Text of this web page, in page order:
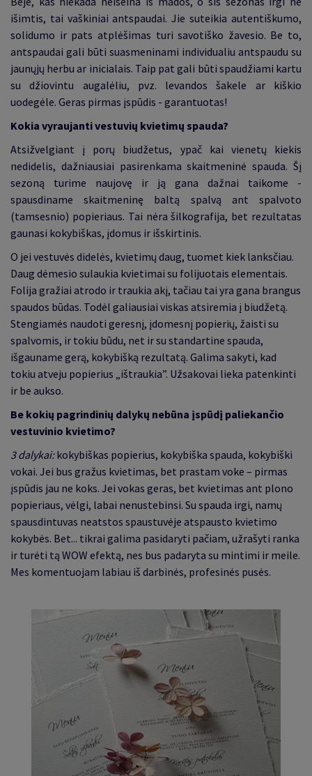
išimtis, tai vaškiniai antspaudai. Jie suteikia autentiškumo,
solidumo ir pats atplėšimas turi savotiško žavesio. Be to,
antspaudai gali būti suasmeninami individualiu antspaudu su
jaunųjų herbu ar inicialais. Taip pat gali būti spaudžiami kartu
su džiovintu augalėliu, pvz. levandos šakele ar kiškio
uodegėle. Geras pirmas įspūdis - garantuotas!
Kokia vyraujanti vestuvių kvietimų spauda?
Atsižvelgiant į porų biudžetus, ypač kai vienetų kiekis
nedidelis, dažniausiai pasirenkama skaitmeninė spauda. Šį
sezoną turime naujovę ir ją gana dažnai taikome -
spausdiname skaitmeninę baltą spalvą ant spalvoto
(tamsesnio) popieriaus. Tai nėra šilkografija, bet rezultatas
gaunasi kokybiškas, įdomus ir išskirtinis.
O jei vestuvės didelės, kvietimų daug, tuomet kiek lanksčiau.
Daug dėmesio sulaukia kvietimai su folijuotais elementais.
Folija gražiai atrodo ir traukia akį, tačiau tai yra gana brangus
spaudos būdas. Todėl galiausiai viskas atsiremia į biudžetą.
Stengiamės naudoti geresnį, įdomesnį popierių, žaisti su
spalvomis, ir tokiu būdu, net ir su standartine spauda,
išgauname gerą, kokybišką rezultatą. Galima sakyti, kad
tokiu atveju popierius „ištraukia”. Užsakovai lieka patenkinti
ir be aukso.
Be kokių pagrindinių dalykų nebūna įspūdį paliekančio
vestuvinio kvietimo?
3 dalykai:kokybiškas popierius, kokybiška spauda, kokybiški
vokai. Jei bus gražus kvietimas, bet prastam voke – pirmas
įspūdis jau ne koks. Jei vokas geras, bet kvietimas ant plono
popieriaus, vėlgi, labai nenustebinsi. Su spauda irgi, namų
spausdintuvas neatstos spaustuvėje atspausto kvietimo
kokybės. Bet... tikrai galima pasidaryti pačiam, užrašyti ranka
ir turėti tą WOW efektą, nes bus padaryta su mintimi ir meile.
Mes komentuojam labiau iš darbinės, profesinės pusės.